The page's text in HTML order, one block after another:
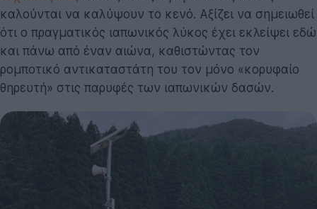
καλούνται να καλύψουν το κενό. Αξίζει να σημειωθεί
ότι ο πραγματικός ιαπωνικός λύκος έχει εκλείψει εδώ
και πάνω από έναν αιώνα, καθιστώντας τον
ρομποτικό αντικαταστάτη του τον μόνο «κορυφαίο
θηρευτή» στις παρυφές των ιαπωνικών δασών.